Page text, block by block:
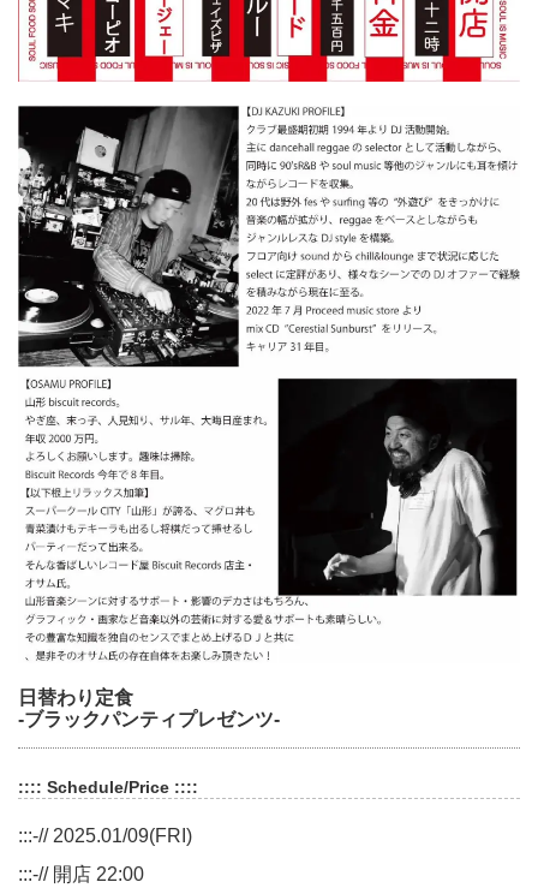
日替わり定食
-ブラックパンティプレゼンツ-
:::: Schedule/Price ::::
:::-// 2025.01/09(FRI)
:::-// 開店 22:00